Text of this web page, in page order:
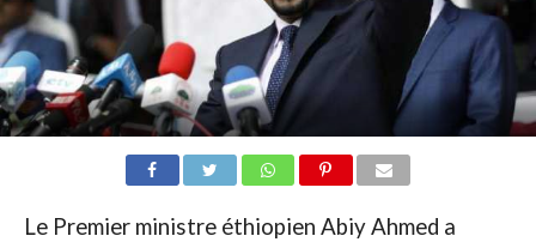
Le Premier ministre éthiopien Abiy Ahmed a